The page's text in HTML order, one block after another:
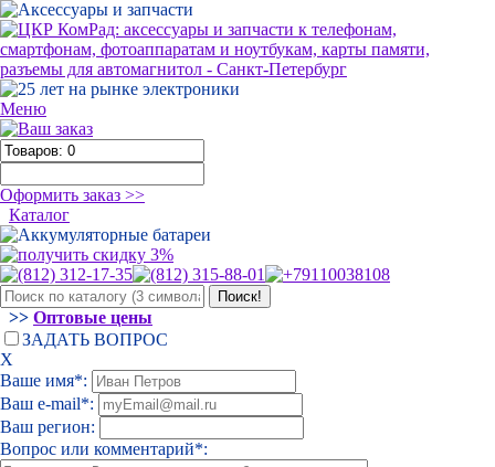
Меню
Оформить заказ >>
Каталог
>> Оптовые цены
ЗАДАТЬ ВОПРОС
Х
Ваше имя*:
Ваш e-mail*:
Ваш регион:
Вопрос или комментарий*: